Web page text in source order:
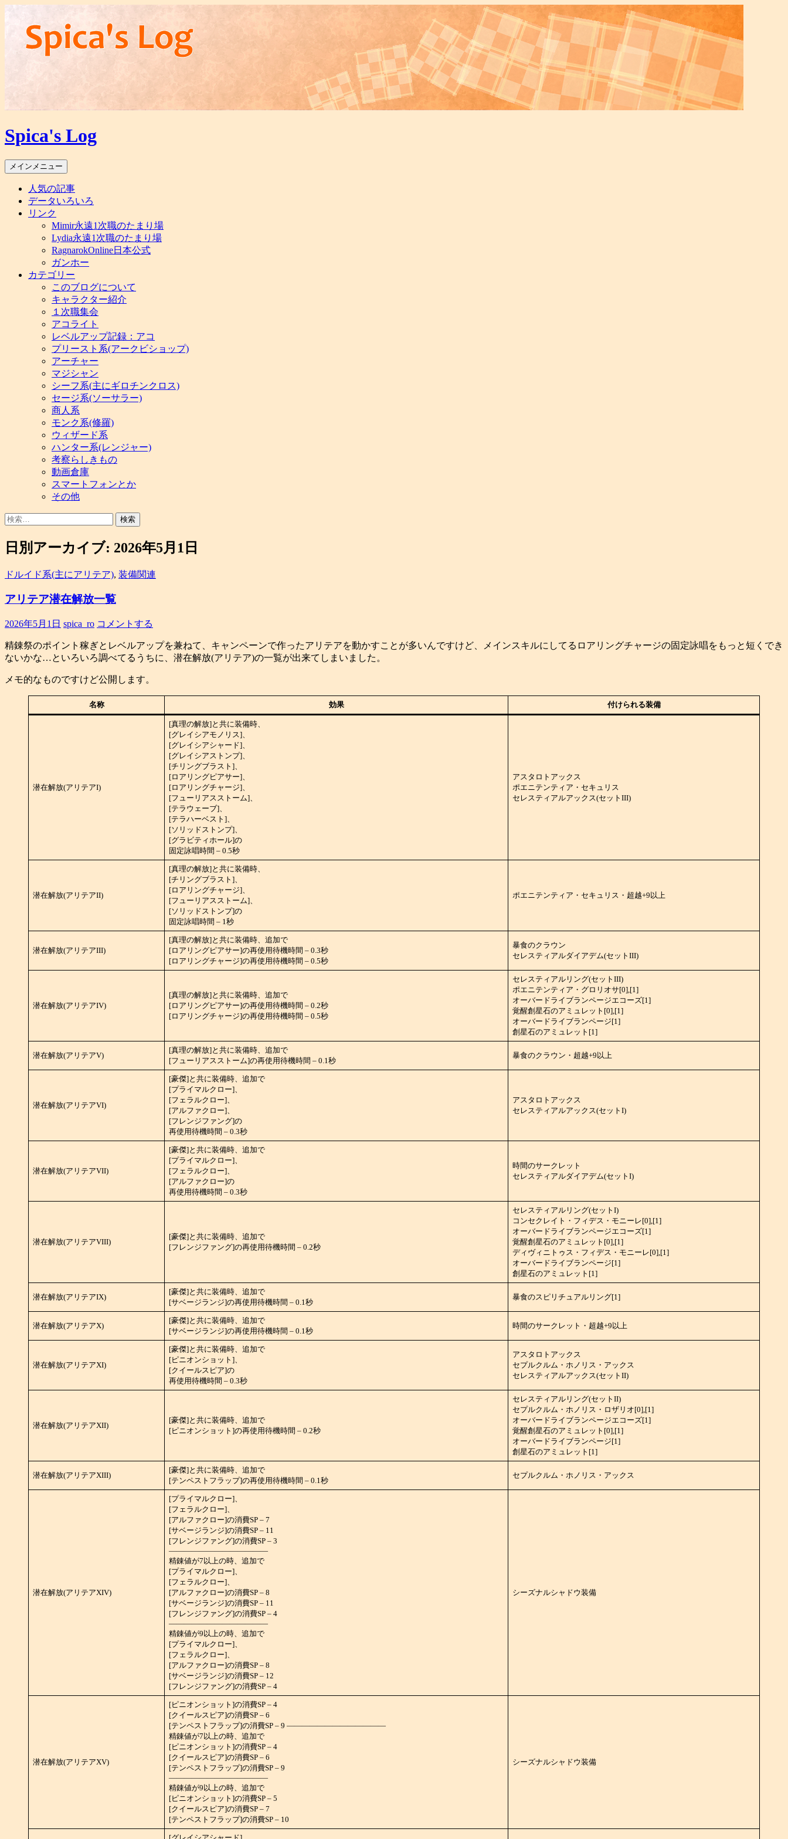
ッ
Spica's Log
検
索
メインメニュー
人気の記事
データいろいろ
リンク
Mimir永遠1次職のたまり場
Lydia永遠1次職のたまり場
RagnarokOnline日本公式
ガンホー
カテゴリー
このブログについて
キャラクター紹介
１次職集会
アコライト
レベルアップ記録：アコ
プリースト系(アークビショップ)
アーチャー
マジシャン
シーフ系(主にギロチンクロス)
セージ系(ソーサラー)
商人系
モンク系(修羅)
ウィザード系
ハンター系(レンジャー)
考察らしきもの
動画倉庫
スマートフォンとか
その他
検
日別アーカイブ: 2026年5月1日
ドルイド系(主にアリテア), 装備関連
アリテア潜在解放一覧
2026年5月1日 spica_ro コメントする
精錬祭のポイント稼ぎとレベルアップを兼ねて、キャンペーンで作ったアリテアを動かすことが多いんですけど、メインスキルにしてるロアリングチャージの固定詠唱をもっと短くでき
ないかな…といろいろ調べてるうちに、潜在解放(アリテア)の一覧が出来てしまいました。
メモ的なものですけど公開します。
名称 効果 付けられる装備
潜在解放(アリテアI)
[真理の解放]と共に装備時、
[グレイシアモノリス]、
[グレイシアシャード]、
[グレイシアストンプ]、
[チリングブラスト]、
[ロアリングピアサー]、
[ロアリングチャージ]、
[フューリアスストーム]、
[テラウェーブ]、
[テラハーベスト]、
[ソリッドストンプ]、
[グラビティホール]の
固定詠唱時間 – 0.5秒
アスタロトアックス
ポエニテンティア・セキュリス
セレスティアルアックス(セットIII)
潜在解放(アリテアII)
[真理の解放]と共に装備時、
[チリングブラスト]、
[ロアリングチャージ]、
[フューリアスストーム]、
[ソリッドストンプ]の
固定詠唱時間 – 1秒
ポエニテンティア・セキュリス・超越+9以上
潜在解放(アリテアIII)
[真理の解放]と共に装備時、追加で
[ロアリングピアサー]の再使用待機時間 – 0.3秒
[ロアリングチャージ]の再使用待機時間 – 0.5秒
暴食のクラウン
セレスティアルダイアデム(セットIII)
潜在解放(アリテアIV)
[真理の解放]と共に装備時、追加で
[ロアリングピアサー]の再使用待機時間 – 0.2秒
[ロアリングチャージ]の再使用待機時間 – 0.5秒
セレスティアルリング(セットIII)
ポエニテンティア・グロリオサ[0],[1]
オーバードライブランページエコーズ[1]
覚醒創星石のアミュレット[0],[1]
オーバードライブランページ[1]
創星石のアミュレット[1]
潜在解放(アリテアV)
[真理の解放]と共に装備時、追加で
[フューリアスストーム]の再使用待機時間 – 0.1秒
暴食のクラウン・超越+9以上
潜在解放(アリテアVI)
[豪傑]と共に装備時、追加で
[プライマルクロー]、
[フェラルクロー]、
[アルファクロー]、
[フレンジファング]の
再使用待機時間 – 0.3秒
アスタロトアックス
セレスティアルアックス(セットI)
潜在解放(アリテアVII)
[豪傑]と共に装備時、追加で
[プライマルクロー]、
[フェラルクロー]、
[アルファクロー]の
再使用待機時間 – 0.3秒
時間のサークレット
セレスティアルダイアデム(セットI)
潜在解放(アリテアVIII)
[豪傑]と共に装備時、追加で
[フレンジファング]の再使用待機時間 – 0.2秒
セレスティアルリング(セットI)
コンセクレイト・フィデス・モニーレ[0],[1]
オーバードライブランページエコーズ[1]
覚醒創星石のアミュレット[0],[1]
ディヴィニトゥス・フィデス・モニーレ[0],[1]
オーバードライブランページ[1]
創星石のアミュレット[1]
潜在解放(アリテアIX)
[豪傑]と共に装備時、追加で
[サベージランジ]の再使用待機時間 – 0.1秒
暴食のスピリチュアルリング[1]
潜在解放(アリテアX)
[豪傑]と共に装備時、追加で
[サベージランジ]の再使用待機時間 – 0.1秒
時間のサークレット・超越+9以上
潜在解放(アリテアXI)
[豪傑]と共に装備時、追加で
[ピニオンショット]、
[クイールスピア]の
再使用待機時間 – 0.3秒
アスタロトアックス
セプルクルム・ホノリス・アックス
セレスティアルアックス(セットII)
潜在解放(アリテアXII)
[豪傑]と共に装備時、追加で
[ピニオンショット]の再使用待機時間 – 0.2秒
セレスティアルリング(セットII)
セプルクルム・ホノリス・ロザリオ[0],[1]
オーバードライブランページエコーズ[1]
覚醒創星石のアミュレット[0],[1]
オーバードライブランページ[1]
創星石のアミュレット[1]
潜在解放(アリテアXIII)
[豪傑]と共に装備時、追加で
[テンペストフラップ]の再使用待機時間 – 0.1秒
セプルクルム・ホノリス・アックス
潜在解放(アリテアXIV)
[プライマルクロー]、
[フェラルクロー]、
[アルファクロー]の消費SP – 7
[サベージランジ]の消費SP – 11
[フレンジファング]の消費SP – 3
―――――――――――――
精錬値が7以上の時、追加で
[プライマルクロー]、
[フェラルクロー]、
[アルファクロー]の消費SP – 8
[サベージランジ]の消費SP – 11
[フレンジファング]の消費SP – 4
―――――――――――――
精錬値が9以上の時、追加で
[プライマルクロー]、
[フェラルクロー]、
[アルファクロー]の消費SP – 8
[サベージランジ]の消費SP – 12
[フレンジファング]の消費SP – 4
シーズナルシャドウ装備
潜在解放(アリテアXV)
[ピニオンショット]の消費SP – 4
[クイールスピア]の消費SP – 6
[テンペストフラップ]の消費SP – 9 ―――――――――――――
精錬値が7以上の時、追加で
[ピニオンショット]の消費SP – 4
[クイールスピア]の消費SP – 6
[テンペストフラップ]の消費SP – 9
―――――――――――――
精錬値が9以上の時、追加で
[ピニオンショット]の消費SP – 5
[クイールスピア]の消費SP – 7
[テンペストフラップ]の消費SP – 10
シーズナルシャドウ装備